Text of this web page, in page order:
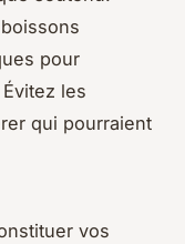
pour
Évitez les
qui pourraient
vos